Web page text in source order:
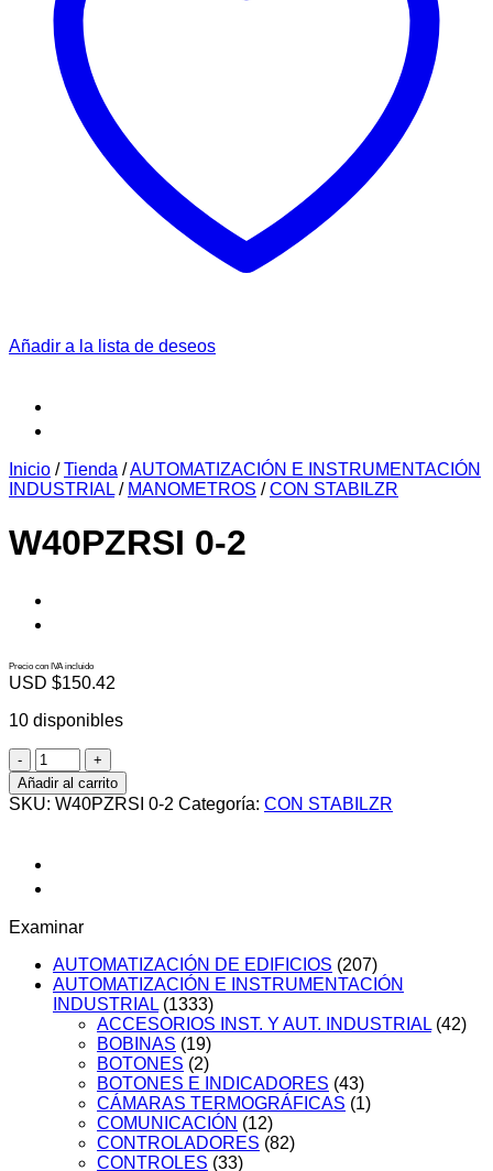
Añadir a la lista de deseos
Inicio / Tienda /AUTOMATIZACIÓN E INSTRUMENTACIÓN
INDUSTRIAL / MANOMETROS / CON STABILZR
W40PZRSI 0-2
Precio con IVA incluido
USD $150.42
10 disponibles
W40PZRSI
0-
2
cantidad
Añadir al carrito
SKU: W40PZRSI 0-2 Categoría: CON STABILZR
Examinar
AUTOMATIZACIÓN DE EDIFICIOS (207)
AUTOMATIZACIÓN E INSTRUMENTACIÓN
INDUSTRIAL (1333)
ACCESORIOS INST. Y AUT. INDUSTRIAL (42)
BOBINAS (19)
BOTONES (2)
BOTONES E INDICADORES (43)
CÁMARAS TERMOGRÁFICAS (1)
COMUNICACIÓN (12)
CONTROLADORES (82)
CONTROLES (33)